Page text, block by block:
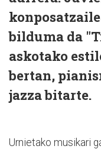
bilduma da
askotako
bertan,
jazza bitarte.
Urnietako musikari